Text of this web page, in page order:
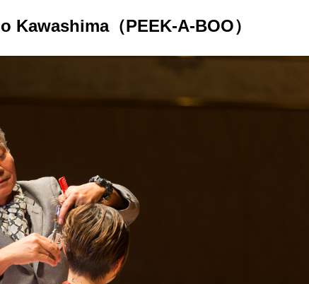
Kawashima（PEEK-A-BOO）